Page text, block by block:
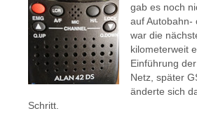
gab es noch
auf Autobahn-
war die
kilometerweit
Einführung
Netz, später
änderte sich
Schritt.